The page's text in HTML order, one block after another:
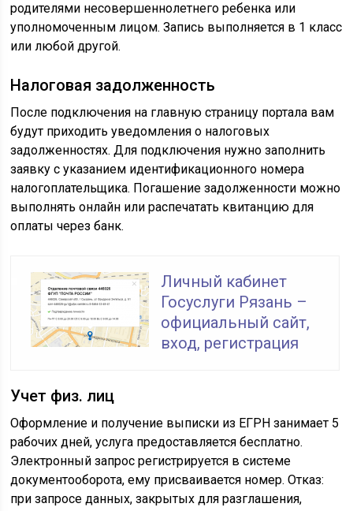
родителями несовершеннолетнего ребенка или
уполномоченным лицом. Запись выполняется в 1 класс
или любой другой.
Налоговая задолженность
После подключения на главную страницу портала вам
будут приходить уведомления о налоговых
задолженностях. Для подключения нужно заполнить
заявку с указанием идентификационного номера
налогоплательщика. Погашение задолженности можно
выполнять онлайн или распечатать квитанцию для
оплаты через банк.
Личный кабинет
Госуслуги Рязань –
официальный сайт,
вход, регистрация
Учет физ. лиц
Оформление и получение выписки из ЕГРН занимает 5
рабочих дней, услуга предоставляется бесплатно.
Электронный запрос регистрируется в системе
документооборота, ему присваивается номер. Отказ:
при запросе данных, закрытых для разглашения,